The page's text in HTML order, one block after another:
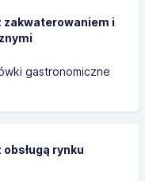
zakwaterowaniem i
gastronomiczne
rynku